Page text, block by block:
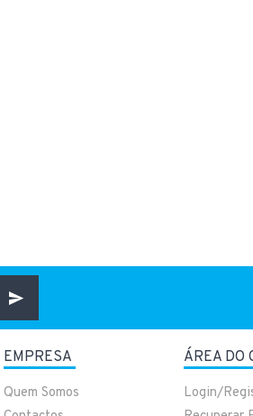
EMPRESA
Quem Somos
ÁREA DO
Login/